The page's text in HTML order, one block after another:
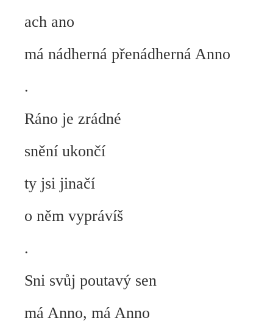
ach ano
má nádherná přenádherná Anno
.
Ráno je zrádné
snění ukončí
ty jsi jinačí
o něm vyprávíš
.
Sni svůj poutavý sen
má Anno, má Anno